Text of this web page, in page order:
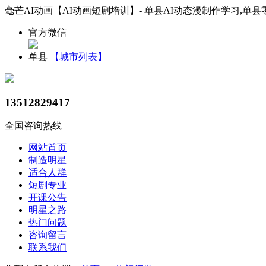
毫芒AI动画【AI动画短剧培训】- 单县AI动态漫制作学习,单县
官方微信
单县 【城市列表】
13512829417
全国咨询热线
网站首页
制造明星
适合人群
短剧专业
开课公告
明星之路
热门问题
咨询留言
联系我们